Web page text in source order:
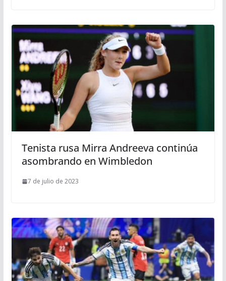
Tenista rusa Mirra Andreeva continúa
asombrando en Wimbledon
7 de julio de 2023